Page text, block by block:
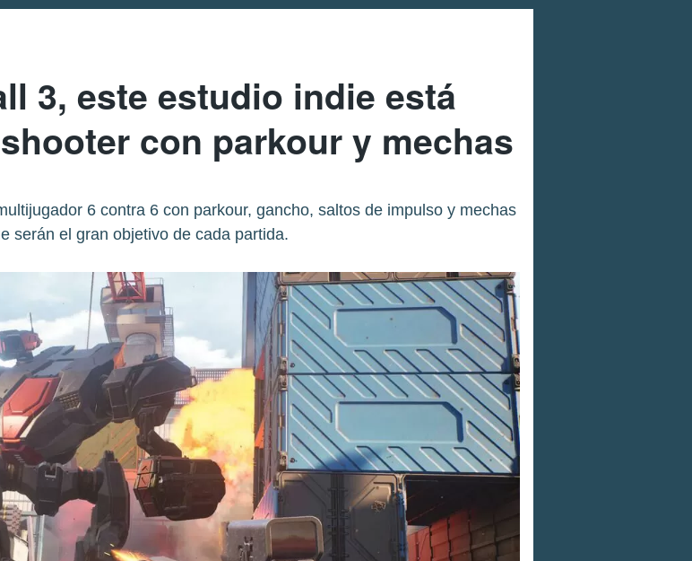
3, este estudio indie está
con parkour y mechas
6 contra 6 con parkour, gancho, saltos de impulso y mechas
serán el gran objetivo de cada partida.